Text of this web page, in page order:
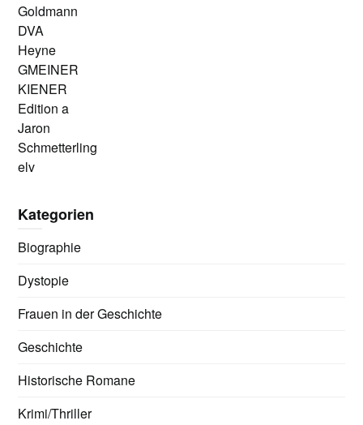
Goldmann
DVA
Heyne
GMEINER
KIENER
Edition a
Jaron
Schmetterling
elv
Kategorien
Biographie
Dystopie
Frauen in der Geschichte
Geschichte
Historische Romane
Krimi/Thriller